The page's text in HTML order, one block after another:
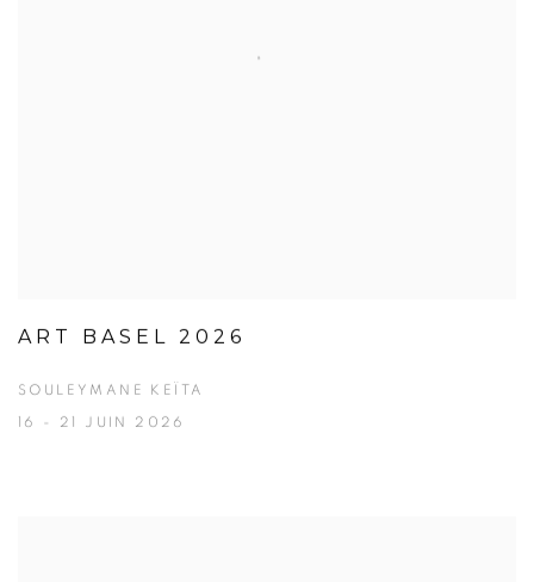
ART BASEL 2026
SOULEYMANE KEÏTA
16 - 21 JUIN 2026